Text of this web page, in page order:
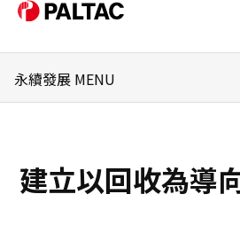
關於我們
我們的業務
永續發展 MENU
永續性管理
重要性
建立以回收為導